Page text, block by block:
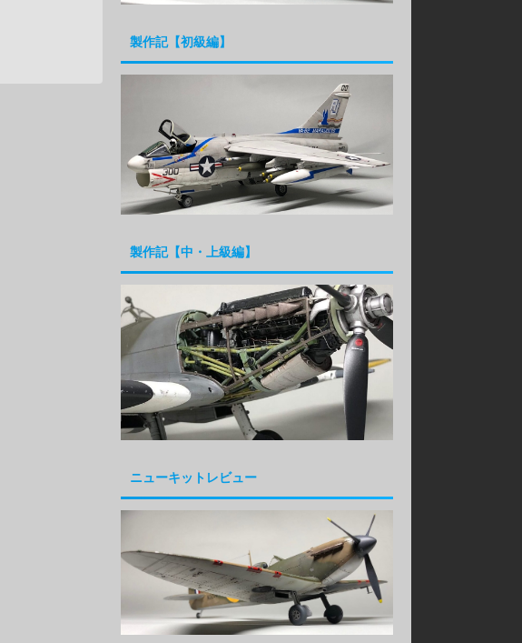
製作記【初級編】
製作記【中・上級編】
ニューキットレビュー